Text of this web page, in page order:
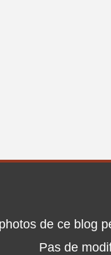
de ce blog
Pas de